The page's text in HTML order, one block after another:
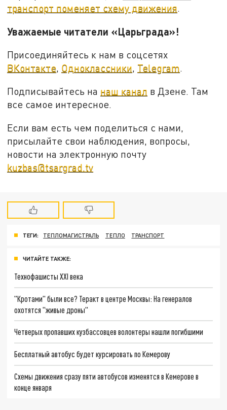
транспорт поменяет схему движения.
Уважаемые читатели «Царьграда»!
Присоединяйтесь к нам в соцсетях
ВКонтакте, Одноклассники, Telegram.
Подписывайтесь на наш канал в Дзене. Там
все самое интересное.
Если вам есть чем поделиться с нами,
присылайте свои наблюдения, вопросы,
новости на электронную почту
kuzbas@tsargrad.tv
ТЕГИ: ТЕПЛОМАГИСТРАЛЬ ТЕПЛО ТРАНСПОРТ
ЧИТАЙТЕ ТАКЖЕ:
Технофашисты XXI века
"Кротами" были все? Теракт в центре Москвы: На генералов
охотятся "живые дроны"
Четверых пропавших кузбассовцев волонтеры нашли погибшими
Бесплатный автобус будет курсировать по Кемерову
Схемы движения сразу пяти автобусов изменятся в Кемерове в
конце января